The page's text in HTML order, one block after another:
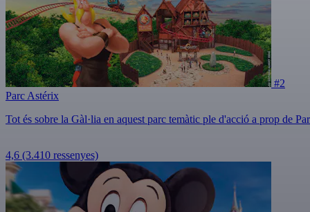
#2
Parc Astérix
Tot és sobre la Gàl·lia en aquest parc temàtic ple d'acció a prop de
4,6 (3.410 ressenyes)